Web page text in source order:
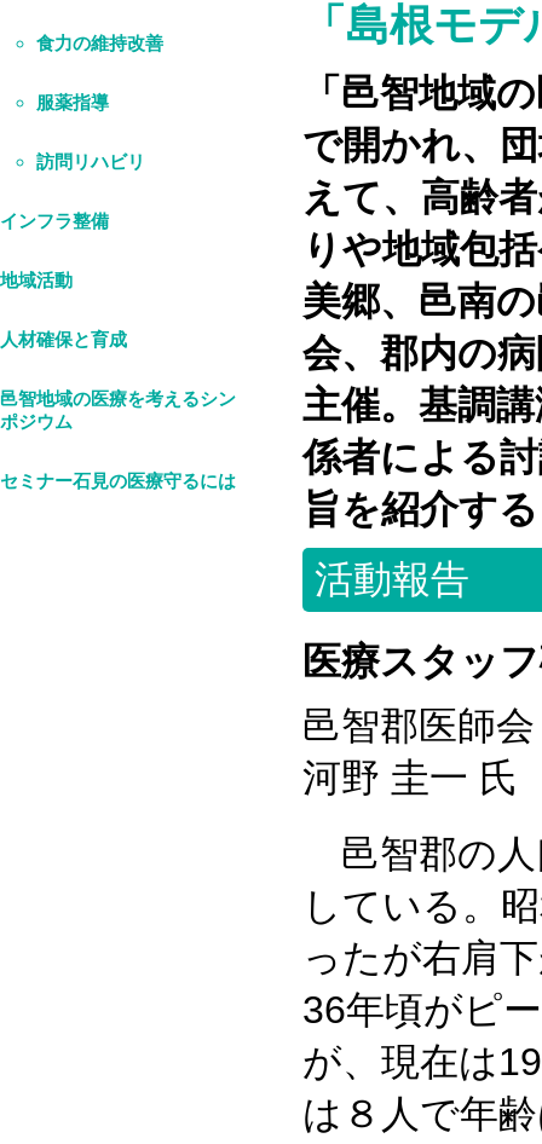
食力の維持改善
服薬指導
訪問リハビリ
インフラ整備
地域活動
人材確保と育成
邑智地域の医療を考えるシン
ポジウム
セミナー石見の医療守るには
「島根モ
「邑智地域
で開かれ、
えて、高齢
りや地域包
美郷、邑南
会、郡内の
主催。基調
係者による
旨を紹介す
活動報告
医療スタッ
邑智郡医師
河野 圭一 氏
邑智郡の人
している。
ったが右肩
36年頃がピ
が、現在は
は８人で年